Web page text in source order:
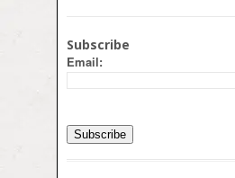
Subscribe
Email: